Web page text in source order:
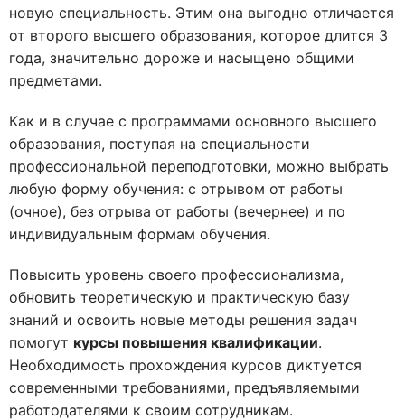
новую специальность. Этим она выгодно отличается
от второго высшего образования, которое длится 3
года, значительно дороже и насыщено общими
предметами.
Как и в случае с программами основного высшего
образования, поступая на специальности
профессиональной переподготовки, можно выбрать
любую форму обучения: с отрывом от работы
(очное), без отрыва от работы (вечернее) и по
индивидуальным формам обучения.
Повысить уровень своего профессионализма,
обновить теоретическую и практическую базу
знаний и освоить новые методы решения задач
помогут курсы повышения квалификации.
Необходимость прохождения курсов диктуется
современными требованиями, предъявляемыми
работодателями к своим сотрудникам.